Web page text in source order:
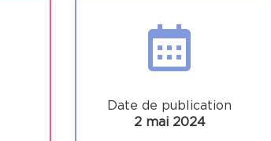
Date de publication
2 mai 2024